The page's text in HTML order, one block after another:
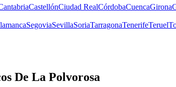
CastellónCiudad RealCórdobaCuencaGirona
SegoviaSevillaSoriaTarragonaTenerifeTeruel
De La Polvorosa